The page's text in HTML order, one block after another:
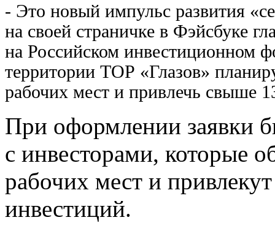
- Это новый импульс развития
на своей страничке в Фэйсбуке
на Российском инвестиционном
территории ТОР «Глазов»
рабочих мест и привлечь свыше
При оформлении заявки
с инвесторами, которые
рабочих мест и
инвестиций.